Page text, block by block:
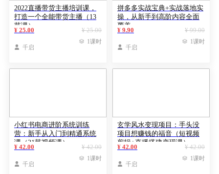
2022直播带货主播培训课，
打造一个全能带货主播（13
节课）
¥ 25.00
¥ 25.00
 千启
 1课时
拼多多实战宝典+实战落地实
操，从新手到高阶内容全面
覆盖
¥ 99.00
¥ 9.90
 千启
 1课时
小红书电商进阶系统训练
营：新手从入门到精通系统
课（21节视频课）
¥ 42.00
¥ 42.00
 千启
 1课时
玄学风水变现项目：手头没
项目想赚钱的福音（短视频
剪辑+直播搭建变现课）
¥ 42.00
¥ 42.00
 千启
 1课时